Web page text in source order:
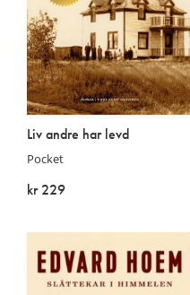
Liv andre har levd
Pocket
kr 229